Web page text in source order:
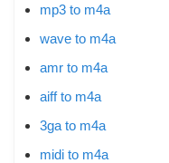
mp3 to m4a
wave to m4a
amr to m4a
aiff to m4a
3ga to m4a
midi to m4a